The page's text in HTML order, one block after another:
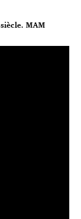
siècle. MAM